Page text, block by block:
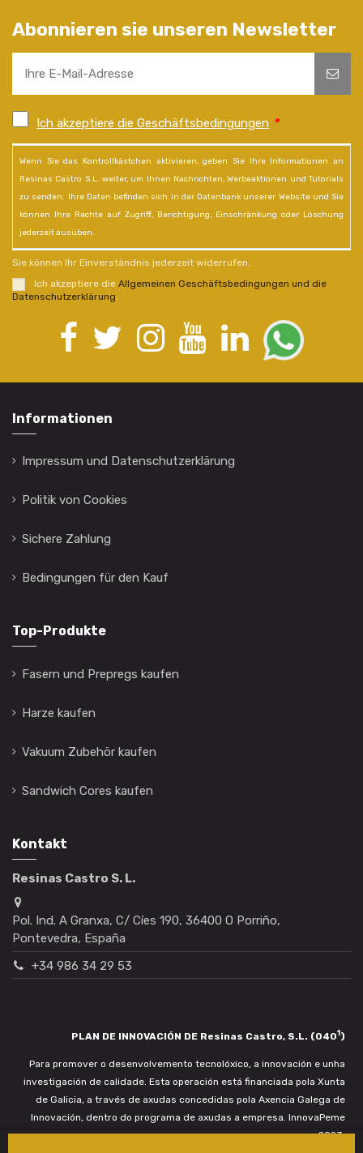
Abonnieren sie unseren Newsletter
Ich akzeptiere die Geschäftsbedingungen *
Wenn Sie das Kontrollkästchen aktivieren, geben Sie Ihre Informationen an
Resinas Castro S.L. weiter, um Ihnen Nachrichten, Werbeaktionen und Tutorials
zu senden. Ihre Daten befinden sich in der Datenbank unserer Website und Sie
können Ihre Rechte auf Zugriff, Berichtigung, Einschränkung oder Löschung
jederzeit ausüben.
Sie können Ihr Einverständnis jederzeit widerrufen.
Ich akzeptiere die Allgemeinen Geschäftsbedingungen und die
Datenschutzerklärung.
Informationen
Impressum und Datenschutzerklärung
Politik von Cookies
Sichere Zahlung
Bedingungen für den Kauf
Top-Produkte
Fasern und Prepregs kaufen
Harze kaufen
Vakuum Zubehör kaufen
Sandwich Cores kaufen
Kontakt
Resinas Castro S. L.
Pol. Ind. A Granxa, C/ Cíes 190, 36400 O Porriño,
Pontevedra, España
+34 986 34 29 53
PLAN DE INNOVACIÓN DE Resinas Castro, S.L. (0401)
Para promover o desenvolvemento tecnolóxico, a innovación e unha
investigación de calidade. Esta operación está financiada pola Xunta
de Galicia, a través de axudas concedidas pola Axencia Galega de
Innovación, dentro do programa de axudas a empresa. InnovaPeme
2023.